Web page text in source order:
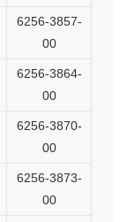
6256-3857-
00
6256-3864-
00
6256-3870-
00
6256-3873-
00